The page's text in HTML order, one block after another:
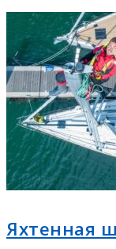
Яхтенная